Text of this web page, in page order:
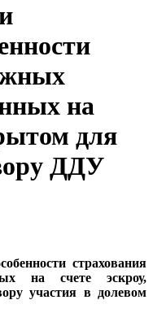
на
для
ДДУ
страхования
на счете эскроу,
участия в долевом